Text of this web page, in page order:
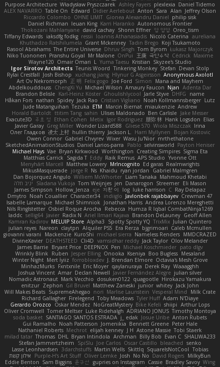
Purpose Architecture Władysław Pryszczarek Ashley Fayers plexlexia Daniel Tidemo
ALEX NAVARRO Table On Edward Didier Aerlebout Anton Sara Alan Jeffrey Olson
Riccardo Colombo OHNE LIMIT Gionea Alexandru Daniel philip sisk
Daniel Richman Ieuan King Karri Haranko Autonomous Frontier
Thokozani Mahlanyane david cachay Shonn Effner 얍 얍얍 Oreo_tism
Tiffany Edwards iaksdfg fodkg ressii Ioannis Athanasiadis Nicolò Caterina aureliana
Khuthadzo Ratshilumela Grant Mckenney Tadin Brego Koji Tsukamoto
Rasool Abrahams The Entire Universe Dhruv Singh Tom Byrom Łukasz Majorczyk
Niko Tuononen Pranshu Goyal Mr Malone OnPui 王庚 극단수작 Cédrick Maxime
Wayne120 Omair Omari L Yuma Taesu Kristian Skyzee's Studio
Igor Sirotov Architects Teunis Woord Tinkering Monkey Stefan Devan Stolp
Rylai Crestfall Josh Bishop xuchang jiang Hlynur G Asgeirsson Anonymous Axolotl
Art Ov Nekromorph
正 明 Felix gogo Joe Ford Simon
Mana and Mayhem
Abdelkouddouss ChengXi Yu Michael Wilson Amaury Faucon Njan Adenta Dar
Brandon Belisle Karl-Heinz Köster Ghoulishlycool Jarle Styve DHFG
name
Håkan Fors nathan Spidey Jack Rao Cristian Vigliano Noah Kollmannsberger Lutz
Jude Matanguihan Tezuka ETM Marcin Biernat miaukenzie Andrew
Horald Bartoldt ttitim Tang sahin Ulises Maldonado Ben Carlisle Jake Messer
Exacute3D 주호 정 Ethan Cohen Metix Igor Rodriguez 朋弥 林 Hank Logsdon Elias
Javier Garay Greg Miller Wonder Lizard588 Gliese 570 Wiola Miszczak Irina
Олег Гладков 凌太 上村 hullin thierry Jackson L. Harri Myllynen
Bojan Kostovic
Owen Connor Gabriel Chvyrev Wixer Wasu Ju'Nior mrthethatone
SketchedAnimationStudios Daniel Larios-parra Pablo selvinsworld Payton Heniser
Michael Hays Vae Bryan Kirkwood Worthington Creating Simpires Sigma Eta
Matthias Carrick Sagida T Eddy Raik Remus APS Studio Yvonne Ott
Menyhárt Marcell Matthew Lowery MrIncognito Ed garas Realmwrights
MikusMasquerade jorge R Ns Khaidu ryan jordan
Gabriel Malmgren
Dan Bojorquez Angulo Williem McWhorter Liam Tanaka Mahmoud Khetabi
יניב חלה
Sladana Vukoja Tom Weijnjes jen Danarogon Streemer Eli Mason
James Simpson Hollow_Jenza eje 지환 이 log luke harrison C Ray Delapaz
Dmytro Noah Couallier Character34 indiiglo Javlonbek rajabbayev Crewman 47
Isabelle Lamarque Michael Shimniok Jonathan Harris Andrea Lorenzo Mereghetti
Nils Ringlstetter Osbiel Roque Arocha Rebecca Humza R Iqbal CombatNinja1269
laddc sellig64 Javier Radix N Ariel Ilmari Kajava Brandon DeLauney Geoff Allen
Kamran Kadirov MELUIP Store Alpha3 Spotty Spotty YQ TrixMix Julian Quintero
julian reyes Nareon claytpn Alquiler PS5 Era Rerza bjgrimoari Caleb Mcmullen
giovanni varani
Mackenzie KuroShi michael sierra Nameless Renders MMDCRAZED
DivineXavier DEATHSTEED Cli4D vamsidhar reddy Jack Taylor Olov Melander
James Barrie Bryant Price DEEPNOX Pen Michael Koschmieder pato dlgv
Wrinkly Blink Ruben Jesper Elling Onooka Kseniya Boo Bugless Mesaland
Winter Night Mert İyiiz forrobloxdev J. Brendan Elmore Octavia's Mesh Grove
MinhazMurks Fxntxnile Eric Moyer qaylanuraya Derek Ray Waaagghh
Joshua Vincent Amar Declan Newell Javier Fernández Alegre julian silver
Nomadic Astronaut Mark Vecchio dosuken0122 quagootle Hirokazu Yamakura
enitzur Zephon Gil Bruvel Matthew Zaneski junior whitey Jack John
Will Makes Beats SupremeAhegao nori Marlise Launstein Vesperal Mind
Milk Crate
Richard Gallagher Firelegend Toby Meadows Tyler Huff Adam N'Diaye
Gerardo Orozco
Oskar Mendez NoGreatMystery Bike Kefeli shiipi Arthur Lops
Oliver Cromwell Tomer Meltser Luke Ridehalgh ADRIANO JONUS Timothy Montoya
soda basket SANTIAGO SANTOS ESTRADA j_ edak Josue Uribe Anton Rubets
Gui Ramalho Noah Patterson Jomenikia Bennett Greene Peter Hale
Nathaniel Roberts Mechrot elijah kenney J H Astone Massie Tobi Staerk
milad tatar Thomas DHL Bryan Intindola Archman Billy Bob Evan C SHALIWA233
Stefan Jammertzheim
SpiSlu Joe Carlos Oscar Castillo bleached senko
Lasse Leonhardsen 3darchstuffs Martin Wells Skittlq SquareIsNotCool Tobias
אילון קשת
Purple-H's Art Stuff Oliver Lemke Josh No No David Rogers MilkyBun
Eddie Benton Sam Biggins 윤구선 gupries on Instagram Cassie Bradley Savoy Wing